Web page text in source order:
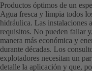
Productos óptimos de un
Agua fresca y limpia todos
hidráulica. Las instalaciones
requisitos. No pueden fallar
manera más económica y
durante décadas. Los
explotadores necesitan un
detalle la aplicación y que,